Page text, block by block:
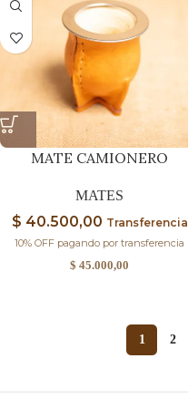
MATE CAMIONERO
MATES
$ 40.500,00 Transferencia
10% OFF pagando por transferencia
$ 45.000,00
1 2